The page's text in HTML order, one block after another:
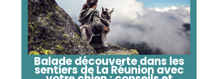
Balade découverte dans les
sentiers de La Réunion avec